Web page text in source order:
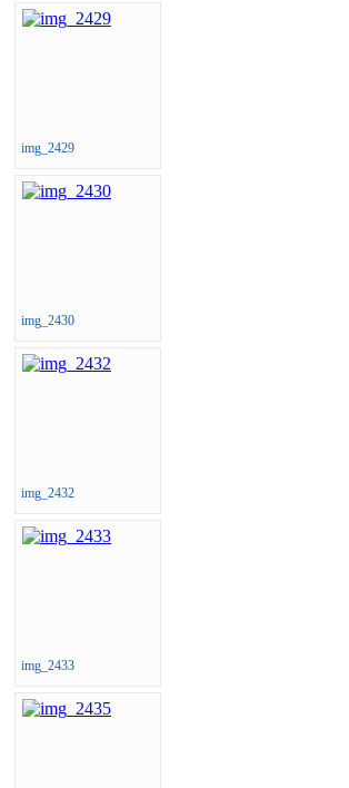
img_2429
img_2430
img_2432
img_2433